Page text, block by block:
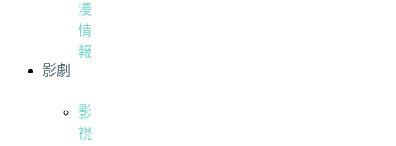
漫
情
報
影劇
影
視